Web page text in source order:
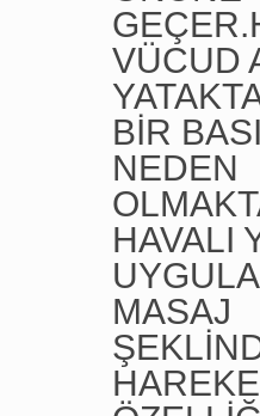
VÜCUD
BİR
NEDEN
HAVALI
MASAJ